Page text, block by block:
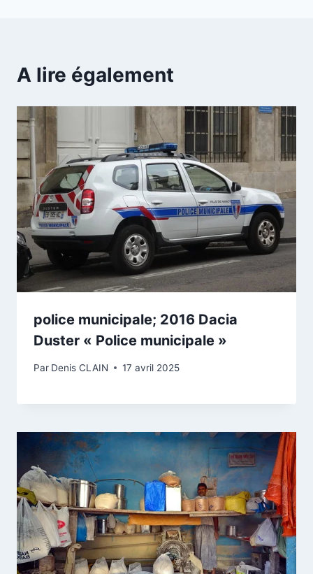
A lire également
police municipale; 2016 Dacia
Duster « Police municipale »
Par Denis CLAIN 17 avril 2025